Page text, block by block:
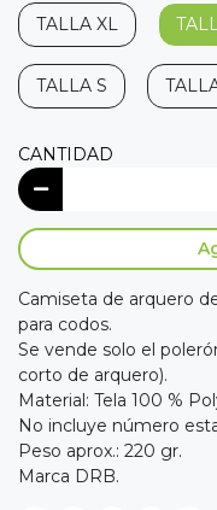
TALLA XL
TALLA S
CANTIDAD
Camiseta de arquero
para codos.
Se vende solo el
corto de arquero).
Material: Tela 100 %
No incluye número
Peso aprox.: 220 gr.
Marca DRB.